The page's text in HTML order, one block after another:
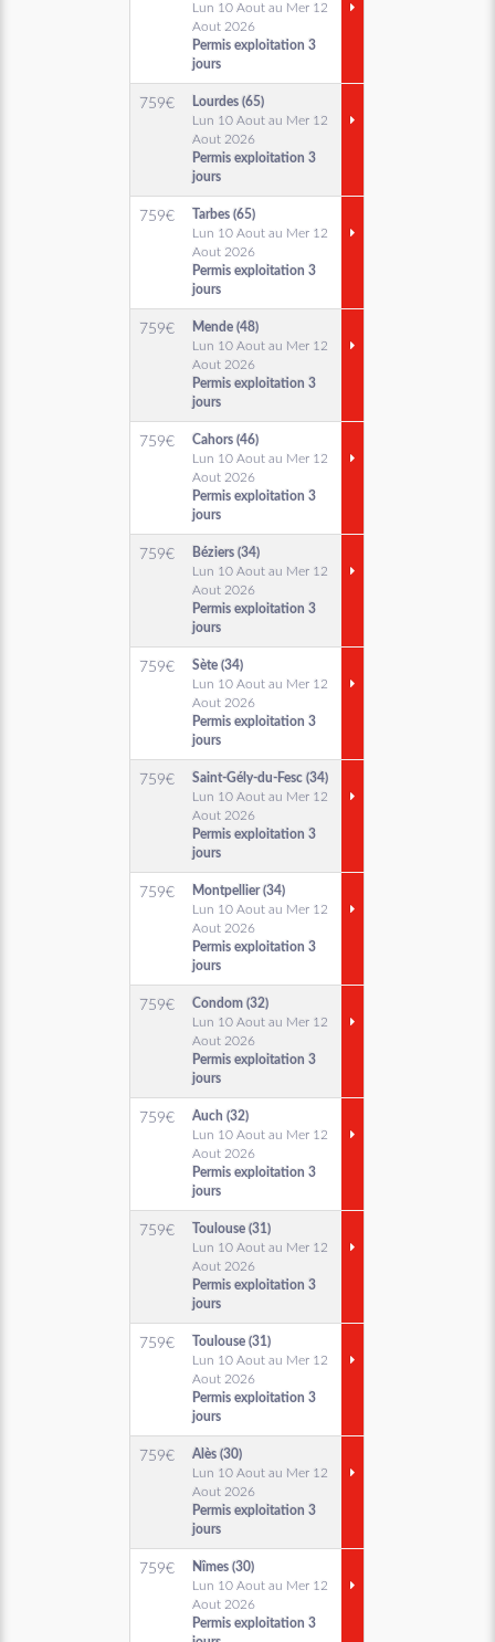
Lun 10 Aout au Mer 12
Aout 2026
Permis exploitation 3
jours
759€
Lourdes (65)
Lun 10 Aout au Mer 12
Aout 2026
Permis exploitation 3
jours
759€
Tarbes (65)
Lun 10 Aout au Mer 12
Aout 2026
Permis exploitation 3
jours
759€
Mende (48)
Lun 10 Aout au Mer 12
Aout 2026
Permis exploitation 3
jours
759€
Cahors (46)
Lun 10 Aout au Mer 12
Aout 2026
Permis exploitation 3
jours
759€
Béziers (34)
Lun 10 Aout au Mer 12
Aout 2026
Permis exploitation 3
jours
759€
Sète (34)
Lun 10 Aout au Mer 12
Aout 2026
Permis exploitation 3
jours
759€
Saint-Gély-du-Fesc (34)
Lun 10 Aout au Mer 12
Aout 2026
Permis exploitation 3
jours
759€
Montpellier (34)
Lun 10 Aout au Mer 12
Aout 2026
Permis exploitation 3
jours
759€
Condom (32)
Lun 10 Aout au Mer 12
Aout 2026
Permis exploitation 3
jours
759€
Auch (32)
Lun 10 Aout au Mer 12
Aout 2026
Permis exploitation 3
jours
759€
Toulouse (31)
Lun 10 Aout au Mer 12
Aout 2026
Permis exploitation 3
jours
759€
Toulouse (31)
Lun 10 Aout au Mer 12
Aout 2026
Permis exploitation 3
jours
759€
Alès (30)
Lun 10 Aout au Mer 12
Aout 2026
Permis exploitation 3
jours
759€
Nîmes (30)
Lun 10 Aout au Mer 12
Aout 2026
Permis exploitation 3